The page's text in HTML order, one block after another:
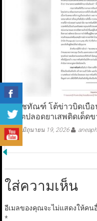
ราชทัณฑ์ โต้ข่าวบิดเบือ
เขตปลอดยาเสพติดเด็ด
มิถุนายน 19, 2026
ใส่ความเห็น
อีเมลของคุณจะไม่แสดงให้คน
*